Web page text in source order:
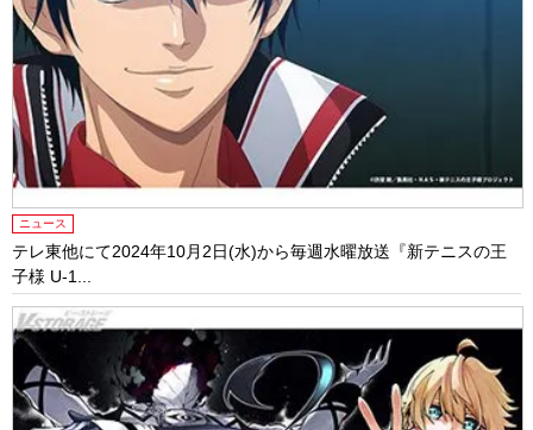
ニュース
テレ東他にて2024年10⽉2⽇(⽔)から毎週⽔曜放送『新テニスの王
⼦様 U-1...